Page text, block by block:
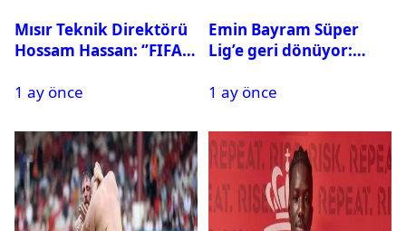
Mısır Teknik Direktörü
Hossam Hassan: ‘’FIFA,
istemiyor’’
1 ay önce
Emin Bayram Süper
Lig’e geri dönüyor:
1 ay önce